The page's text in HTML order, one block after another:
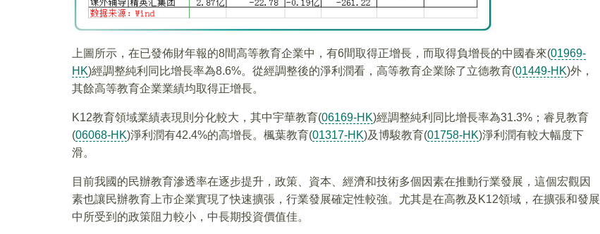
上圖所示，在已發佈財年報的8間高等教育企業中，有6間取得正增長，而取得負增長的中國春來(01969-
HK)經調整純利同比增長率為8.6%。從經調整後的淨利潤看，高等教育企業除了立德教育(01449-HK)外，
其餘高等教育企業業績均取得正增長。
K12教育領域業績表現則分化較大，其中宇華教育(06169-HK)經調整純利同比增長率為31.3%；睿見教育
(06068-HK)淨利潤有42.4%的高增長。楓葉教育(01317-HK)及博駿教育(01758-HK)淨利潤有較大幅度下
滑。
目前我國的民辦教育滲透率在逐步提升，政策、資本、經濟和技術多個因素在推動行業發展，這個宏觀因
素也讓民辦教育上市企業實現了快速擴張，行業發展確定性較強。尤其是在高教及K12領域，在擴張和發展
中所受到的政策阻力較小，中長期投資價值佳。